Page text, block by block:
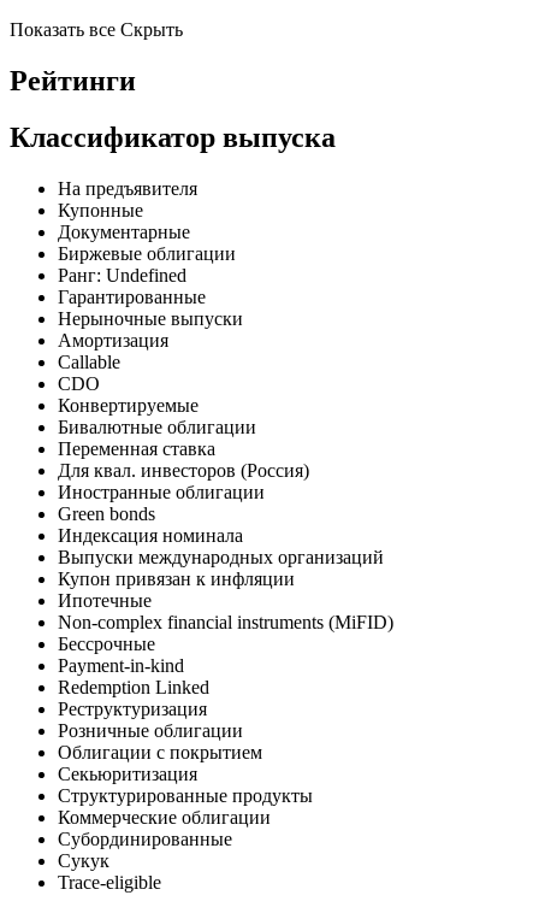
Показать все Скрыть
Рейтинги
Классификатор выпуска
На предъявителя
Купонные
Документарные
Биржевые облигации
Ранг: Undefined
Гарантированные
Нерыночные выпуски
Амортизация
Callable
CDO
Конвертируемые
Бивалютные облигации
Переменная ставка
Для квал. инвесторов (Россия)
Иностранные облигации
Green bonds
Индексация номинала
Выпуски международных организаций
Купон привязан к инфляции
Ипотечные
Non-complex financial instruments (MiFID)
Бессрочные
Payment-in-kind
Redemption Linked
Реструктуризация
Розничные облигации
Облигации с покрытием
Секьюритизация
Структурированные продукты
Коммерческие облигации
Субординированные
Сукук
Trace-eligible